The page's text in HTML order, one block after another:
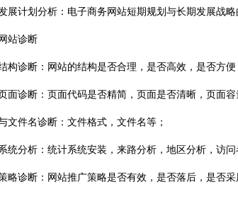
展计划分析：电子商务网站短期规划与长期发展战
站诊断
构诊断：网站的结构是否合理，是否高效，是否方
面诊断：页面代码是否精简，页面是否清晰，页面
文件名诊断：文件格式，文件名等；
统分析：统计系统安装，来路分析，地区分析，访问
略诊断：网站推广策略是否有效，是否落后，是否采